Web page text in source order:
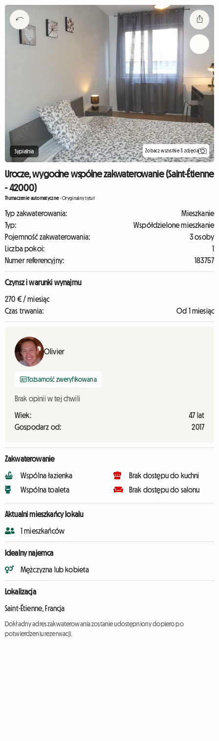
Sypialnia Zobacz wszystkie 3 zdjęcia
Urocze, wygodne wspólne zakwaterowanie (Saint-Étienne
- 42000)
Tłumaczenie automatyczne-Oryginalny tytuł
Typ zakwaterowania:
Mieszkanie
Typ:
Współdzielone mieszkanie
Pojemność zakwaterowania:
3 osoby
Liczba pokoi:
1
Numer referencyjny:
183757
Czynsz i warunki wynajmu
270 € / miesiąc
Czas trwania:
Od 1 miesiąc
Olivier
Tożsamość zweryfikowana
Brak opinii w tej chwili
Wiek:
47 lat
Gospodarz od:
2017
Zakwaterowanie
Wspólna łazienka
Wspólna toaleta
Brak dostępu do kuchni
Brak dostępu do salonu
Aktualni mieszkańcy lokalu
1 mieszkańców
Idealny najemca
Mężczyzna lub kobieta
Lokalizacja
Saint-Étienne, Francja
Dokładny adres zakwaterowania zostanie udostępniony dopiero po
potwierdzeniu rezerwacji.